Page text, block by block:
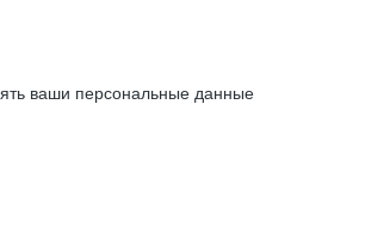
ваши персональные данные